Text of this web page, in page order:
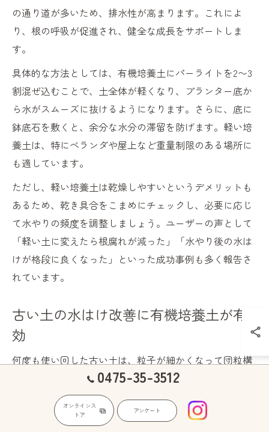
の通り道が多いため、排水性が高まります。これによ
り、根の呼吸が促進され、健全な成長をサポートしま
す。
具体的な方法としては、有機培養土にパーライトを2〜3
割混ぜ込むことで、土全体が軽くなり、プランター底か
ら水がスムーズに抜けるようになります。さらに、底に
鉢底石を敷くと、余分な水分の滞留を防げます。軽い培
養土は、特にベランダや屋上など重量制限のある場所に
も適しています。
ただし、軽い培養土は乾燥しやすいというデメリットも
あるため、乾き具合をこまめにチェックし、必要に応じ
て水やりの頻度を調整しましょう。ユーザーの声として
「軽い土に変えたら根腐れが減った」「水やり後の水は
けが格段に良くなった」といった成功事例も多く報告さ
れています。
古い土の水はけ改善に有機培養土が有
効
何度も使い回した古い土は、粒子が細かくなって団粒構
造が崩れ、水はけが著しく悪くなりがちです。このよう
な土の再利用には、有機培養土を混ぜ込む方法が有効で
す。有機培養土の投入によって、微生物が活性化され、
0475-35-3512
オンラインス
トア
アンケート